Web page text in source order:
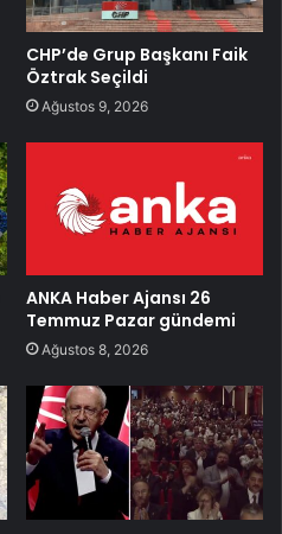
CHP’de Grup Başkanı Faik
Öztrak Seçildi
Ağustos 9, 2026
ANKA Haber Ajansı 26
Temmuz Pazar gündemi
Ağustos 8, 2026